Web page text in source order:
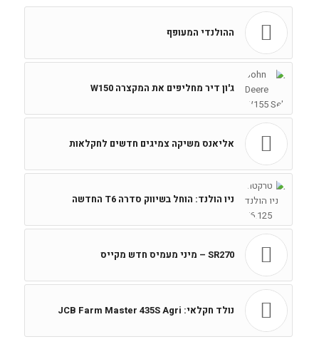
ההולנדי המעופף
ג'ון דיר מחליפים את המקצרה W150
אליאנס משיקה צמיגים חדשים לחקלאות
ניו הולנד: הוחל בשיווק סדרה T6 החדשה
SR270 – מיני מעמיס חדש מקייס
נולד חקלאי: JCB Farm Master 435S Agri